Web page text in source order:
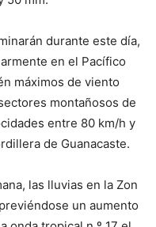
durante este día,
en el Pacífico
máximos de viento
montañosos de
entre 80 km/h y
de Guanacaste.
las lluvias en la Zon
un aumento